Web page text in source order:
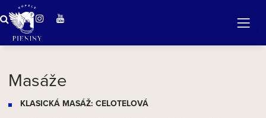
Zázračná voda v Pieninách
Masáže
KLASICKÁ MASÁŽ: CELOTELOVÁ